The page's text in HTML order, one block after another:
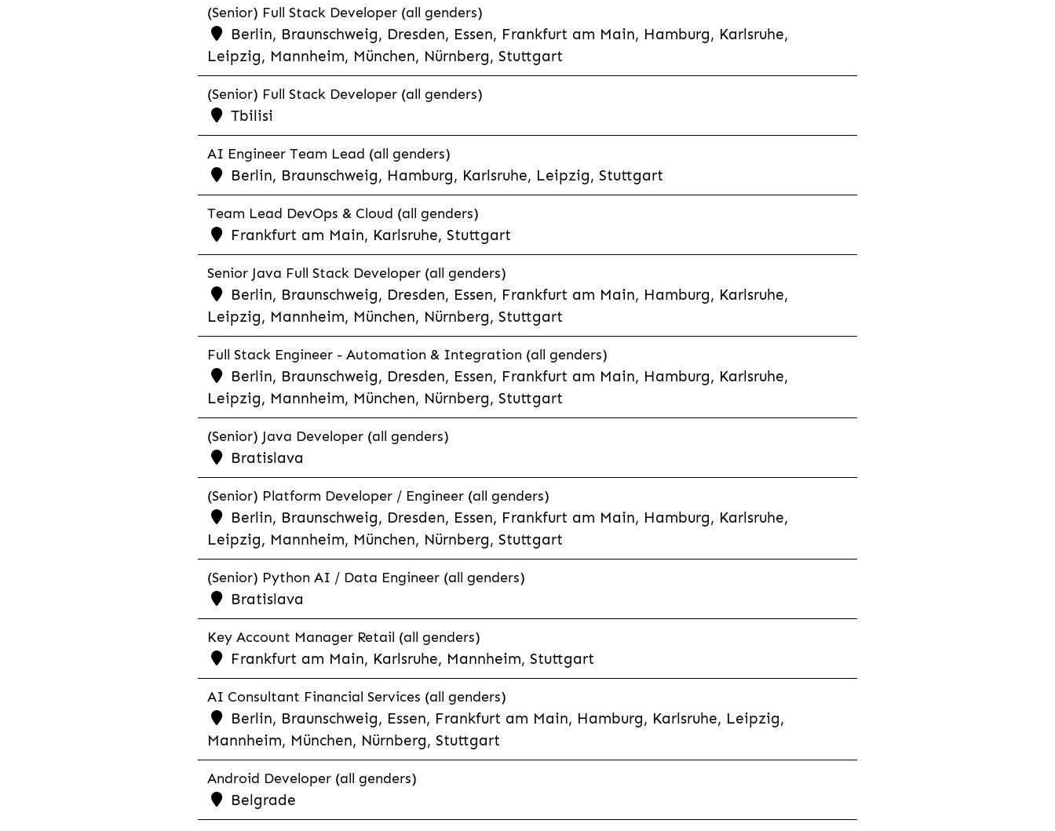
(Senior) Full Stack Developer (all genders)
Berlin, Braunschweig, Dresden, Essen, Frankfurt am Main, Hamburg, Karlsruhe,
Leipzig, Mannheim, München, Nürnberg, Stuttgart
(Senior) Full Stack Developer (all genders)
Tbilisi
AI Engineer Team Lead (all genders)
Berlin, Braunschweig, Hamburg, Karlsruhe, Leipzig, Stuttgart
Team Lead DevOps & Cloud (all genders)
Frankfurt am Main, Karlsruhe, Stuttgart
Senior Java Full Stack Developer (all genders)
Berlin, Braunschweig, Dresden, Essen, Frankfurt am Main, Hamburg, Karlsruhe,
Leipzig, Mannheim, München, Nürnberg, Stuttgart
Full Stack Engineer - Automation & Integration (all genders)
Berlin, Braunschweig, Dresden, Essen, Frankfurt am Main, Hamburg, Karlsruhe,
Leipzig, Mannheim, München, Nürnberg, Stuttgart
(Senior) Java Developer (all genders)
Bratislava
(Senior) Platform Developer / Engineer (all genders)
Berlin, Braunschweig, Dresden, Essen, Frankfurt am Main, Hamburg, Karlsruhe,
Leipzig, Mannheim, München, Nürnberg, Stuttgart
(Senior) Python AI / Data Engineer (all genders)
Bratislava
Key Account Manager Retail (all genders)
Frankfurt am Main, Karlsruhe, Mannheim, Stuttgart
AI Consultant Financial Services (all genders)
Berlin, Braunschweig, Essen, Frankfurt am Main, Hamburg, Karlsruhe, Leipzig,
Mannheim, München, Nürnberg, Stuttgart
Android Developer (all genders)
Belgrade